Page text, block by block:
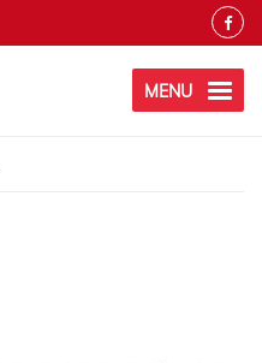
MENU